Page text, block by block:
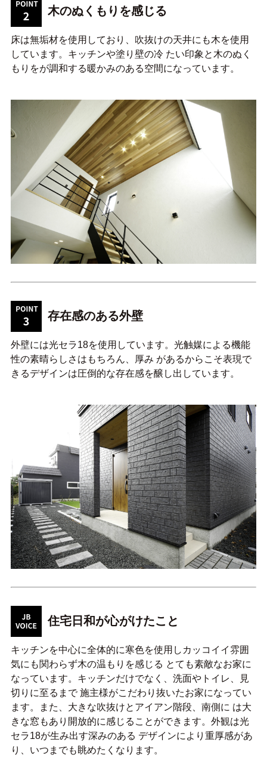
木のぬくもりを感じる
床は無垢材を使用しており、吹抜けの天井にも木を使用
しています。キッチンや塗り壁の冷 たい印象と木のぬく
もりをが調和する暖かみのある空間になっています。
存在感のある外壁
外壁には光セラ18を使用しています。光触媒による機能
性の素晴らしさはもちろん、厚み があるからこそ表現で
きるデザインは圧倒的な存在感を醸し出しています。
住宅日和が心がけたこと
キッチンを中心に全体的に寒色を使用しカッコイイ雰囲
気にも関わらず木の温もりを感じる とても素敵なお家に
なっています。キッチンだけでなく、洗面やトイレ、見
切りに至るまで 施主様がこだわり抜いたお家になってい
ます。また、大きな吹抜けとアイアン階段、南側に は大
きな窓もあり開放的に感じることができます。外観は光
セラ18が生み出す深みのある デザインにより重厚感があ
り、いつまでも眺めたくなります。